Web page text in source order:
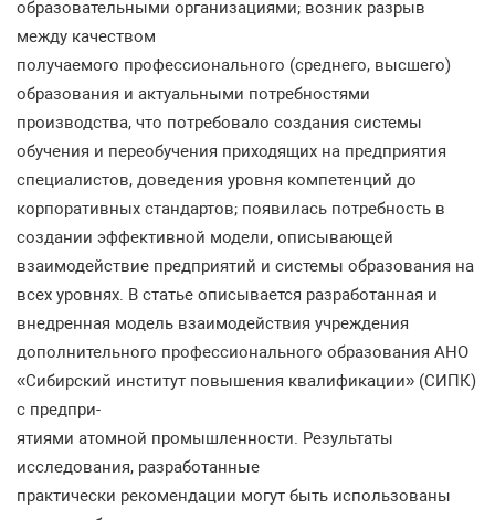
образовательными организациями; возник разрыв
между качеством
получаемого профессионального (среднего, высшего)
образования и актуальными потребностями
производства, что потребовало создания системы
обучения и переобучения приходящих на предприятия
специалистов, доведения уровня компетенций до
корпоративных стандартов; появилась потребность в
создании эффективной модели, описывающей
взаимодействие предприятий и системы образования на
всех уровнях. В статье описывается разработанная и
внедренная модель взаимодействия учреждения
дополнительного профессионального образования АНО
«Сибирский институт повышения квалификации» (СИПК)
с предпри-
ятиями атомной промышленности. Результаты
исследования, разработанные
практически рекомендации могут быть использованы